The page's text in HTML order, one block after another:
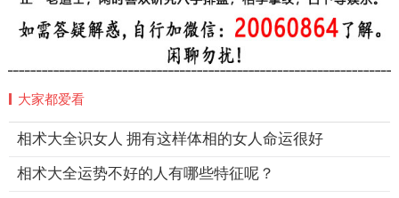
大家都爱看
相术大全识女人 拥有这样体相的女人命运很好
相术大全运势不好的人有哪些特征呢？